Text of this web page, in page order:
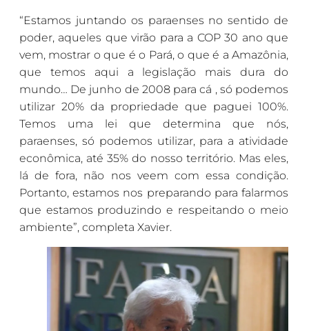
“Estamos juntando os paraenses no sentido de
poder, aqueles que virão para a COP 30 ano que
vem, mostrar o que é o Pará, o que é a Amazônia,
que temos aqui a legislação mais dura do
mundo… De junho de 2008 para cá , só podemos
utilizar 20% da propriedade que paguei 100%.
Temos uma lei que determina que nós,
paraenses, só podemos utilizar, para a atividade
econômica, até 35% do nosso território. Mas eles,
lá de fora, não nos veem com essa condição.
Portanto, estamos nos preparando para falarmos
que estamos produzindo e respeitando o meio
ambiente”, completa Xavier.